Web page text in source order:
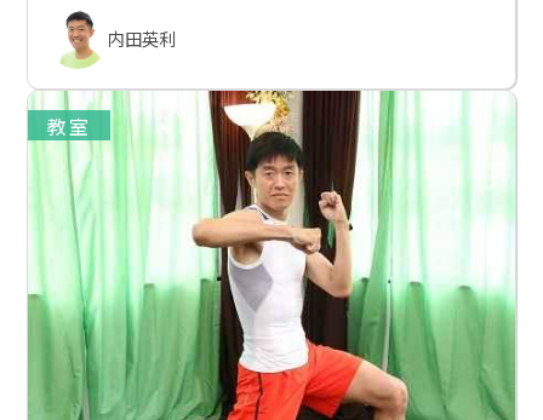
内田英利
教室